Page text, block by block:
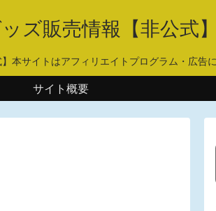
ズ販売情報【非公式】
本サイトはアフィリエイトプログラム・広告
サイト概要